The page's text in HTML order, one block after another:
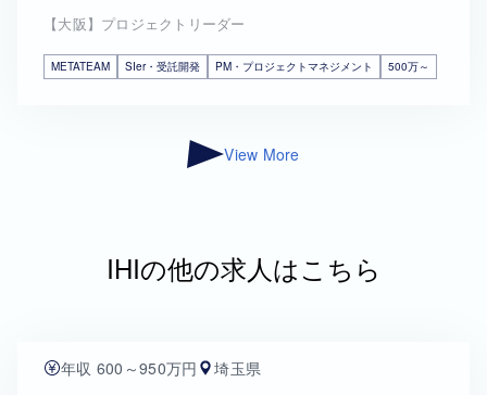
【大阪】プロジェクトリーダー
METATEAM SIer・受託開発 PM・プロジェクトマネジメント 500万～
View More
IHIの他の求人はこちら
年収 600～950万円 埼玉県